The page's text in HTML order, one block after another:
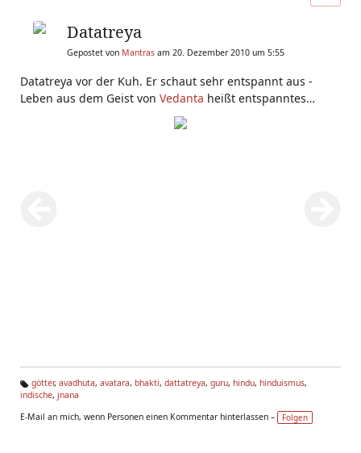
Datatreya
Gepostet von Mantras am 20. Dezember 2010 um 5:55
Datatreya vor der Kuh. Er schaut sehr entspannt aus -
Leben aus dem Geist von Vedanta heißt entspanntes
Ta
s:
götter, avadhuta, avatara, bhakti, dattatreya, guru, hindu, hinduismus,
indische, jnana
E-Mail an mich, wenn Personen einen Kommentar hinterlassen –
Folgen